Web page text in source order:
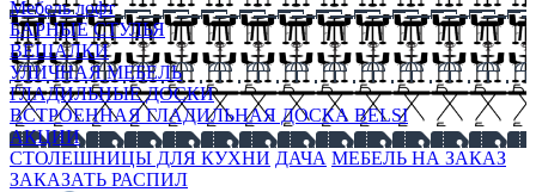
Мебель лофт
БАРНЫЕ СТУЛЬЯ
ВЕШАЛКИ
УЛИЧНАЯ МЕБЕЛЬ
ГЛАДИЛЬНЫЕ ДОСКИ
ВСТРОЕННАЯ ГЛАДИЛЬНАЯ ДОСКА BELSI
АКЦИИ
СТОЛЕШНИЦЫ ДЛЯ КУХНИ ДАЧА МЕБЕЛЬ НА ЗАКАЗ
ЗАКАЗАТЬ РАСПИЛ